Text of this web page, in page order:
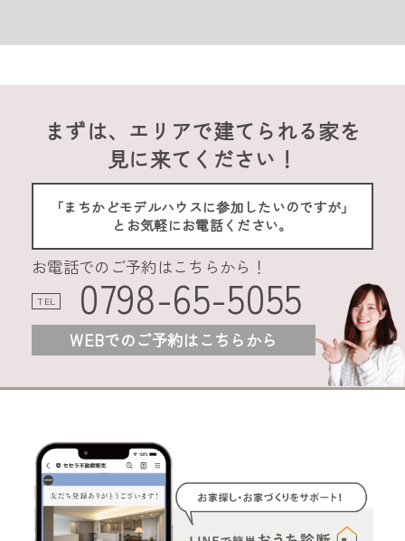
まずは、エリアで建てられる家を
見に来てください！
「まちかどモデルハウスに参加したいのですが」
とお気軽にお電話ください。
お電話でのご予約はこちらから！
TEL 0798-65-5055
WEBでのご予約はこちらから